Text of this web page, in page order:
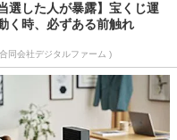
当選した人が暴露】宝くじ運
く時、必ずある前触れ
同会社デジタルファーム )